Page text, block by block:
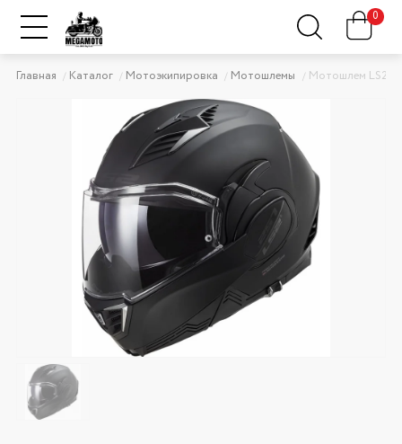
0
Главная Каталог Мотоэкипировка Мотошлемы Мотошлем LS2